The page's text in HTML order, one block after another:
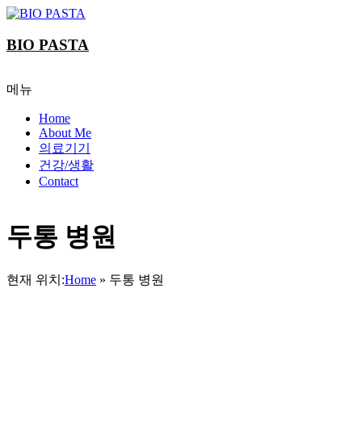
Skip
content
BIO PASTA
메뉴
Home
About Me
의료기기
건강/생활
Contact
두통 병원
현재 위치:Home » 두통 병원